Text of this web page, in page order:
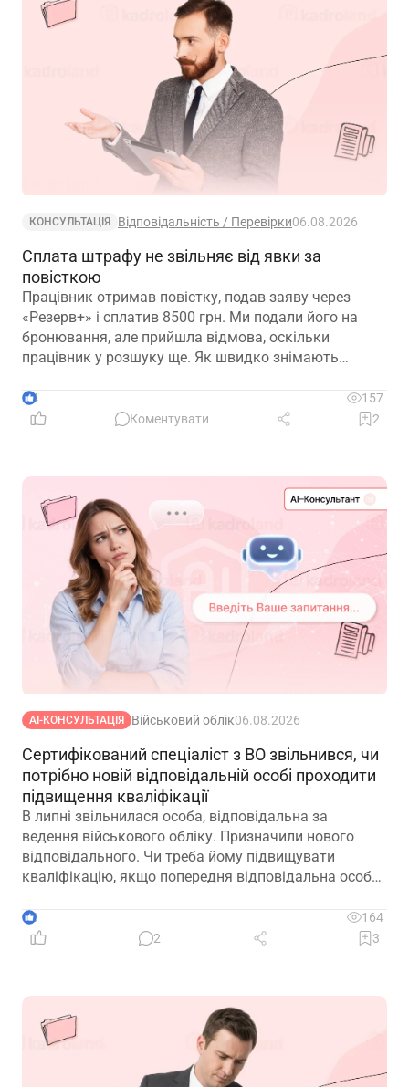
КОНСУЛЬТАЦІЯ Відповідальність / Перевірки06.08.2026
Сплата штрафу не звільняє від явки за
повісткою
Працівник отримав повістку, подав заяву через
«Резерв+» і сплатив 8500 грн. Ми подали його на
бронювання, але прийшла відмова, оскільки
працівник у розшуку ще. Як швидко знімають
4
157
Коментувати
2
АІ-КОНСУЛЬТАЦІЯ Військовий облік06.08.2026
Сертифікований спеціаліст з ВО звільнився, чи
потрібно новій відповідальній особі проходити
підвищення кваліфікації
В липні звільнилася особа, відповідальна за
ведення військового обліку. Призначили нового
відповідального. Чи треба йому підвищувати
кваліфікацію, якщо попередня відповідальна особа
3
164
2
3